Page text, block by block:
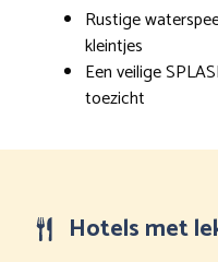
Rustige
kleintjes
Een veilige
toezicht
Hotels met